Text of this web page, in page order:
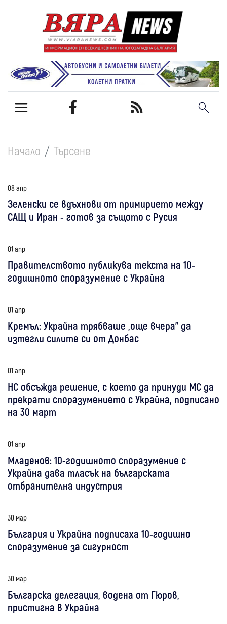
Начало Търсене
08 апр
Зеленски се вдъхнови от примирието между
САЩ и Иран - готов за същото с Русия
01 апр
Правителството публикува текста на 10-
годишното споразумение с Украйна
01 апр
Кремъл: Украйна трябваше „още вчера" да
изтегли силите си от Донбас
01 апр
НС обсъжда решение, с което да принуди МС да
прекрати споразумението с Украйна, подписано
на 30 март
01 апр
Младенов: 10-годишното споразумение с
Украйна дава тласък на българската
отбранителна индустрия
30 мар
България и Украйна подписаха 10-годишно
споразумение за сигурност
30 мар
Българска делегация, водена от Гюров,
пристигна в Украйна